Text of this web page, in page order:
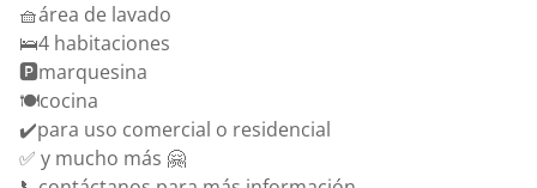
🧺área de lavado
🛌4 habitaciones
🅿️marquesina
🍽️cocina
✔️para uso comercial o residencial
✅ y mucho más 🤗